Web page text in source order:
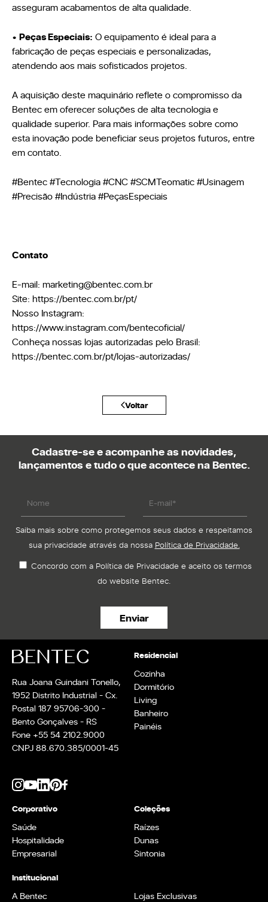
asseguram acabamentos de alta qualidade.
• Peças Especiais: O equipamento é ideal para a
fabricação de peças especiais e personalizadas,
atendendo aos mais sofisticados projetos.
A aquisição deste maquinário reflete o compromisso da
Bentec em oferecer soluções de alta tecnologia e
qualidade superior. Para mais informações sobre como
esta inovação pode beneficiar seus projetos futuros, entre
em contato.
#Bentec #Tecnologia #CNC #SCMTeomatic #Usinagem
#Precisão #Indústria #PeçasEspeciais
Contato
E-mail: marketing@bentec.com.br
Site: https://bentec.com.br/pt/
Nosso Instagram:
https://www.instagram.com/bentecoficial/
Conheça nossas lojas autorizadas pelo Brasil:
https://bentec.com.br/pt/lojas-autorizadas/
Voltar
Cadastre-se e acompanhe as novidades,
lançamentos e tudo o que acontece na Bentec.
Saiba mais sobre como protegemos seus dados e respeitamos
sua privacidade através da nossa Política de Privacidade.
Concordo com a Política de Privacidade e aceito os termos
do website Bentec.
Rua Joana Guindani Tonello,
1952 Distrito Industrial - Cx.
Postal 187 95706-300 -
Bento Gonçalves - RS
Fone +55 54 2102.9000
CNPJ 88.670.385/0001-45
Residencial
Cozinha
Dormitório
Living
Banheiro
Painéis
Corporativo
Saúde
Hospitalidade
Empresarial
Coleções
Raízes
Dunas
Sintonia
Institucional
A Bentec Lojas Exclusivas